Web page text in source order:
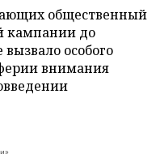
общественный
кампании до
особого
внимания